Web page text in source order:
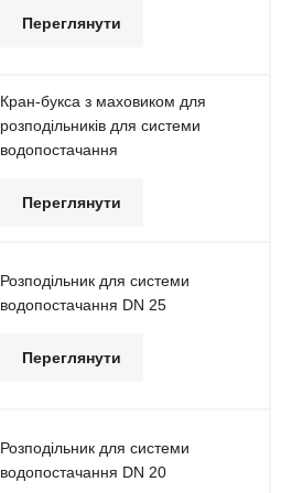
Переглянути
Кран-букса з маховиком для
розподільників для системи
водопостачання
Переглянути
Розподільник для системи
водопостачання DN 25
Переглянути
Розподільник для системи
водопостачання DN 20